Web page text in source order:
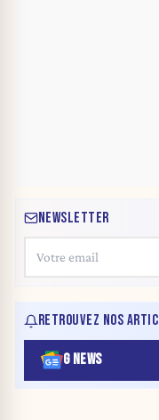
NEWSLETTER
RETROUVEZ NOS
G NEWS